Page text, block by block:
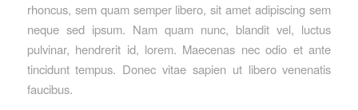
rhoncus, sem quam semper libero, sit amet adipiscing sem
neque sed ipsum. Nam quam nunc, blandit vel, luctus
pulvinar, hendrerit id, lorem. Maecenas nec odio et ante
tincidunt tempus. Donec vitae sapien ut libero venenatis
faucibus.